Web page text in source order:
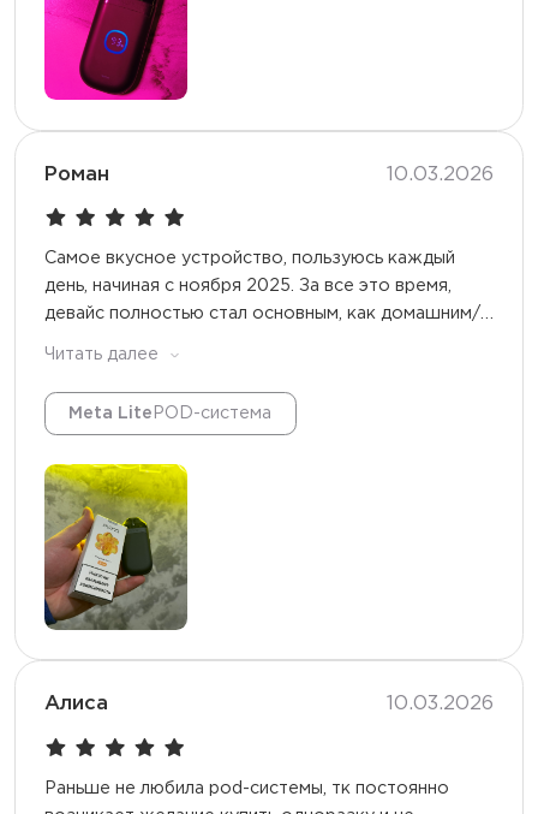
с 0.8, может кому заходит но по мне только 0.6
норма. Ну и цена, заливать прём жижи или покупать
плонговские уже Заправленные катриджи ну такое
себе, начнёшь думать о том чтобы бросить курить.
Роман 10.03.2026
Самое вкусное устройство, пользуюсь каждый
день, начиная с ноября 2025. За все это время,
девайс полностью стал основным, как домашним/
топовую жидкость ❤️
Читать далее
Meta Lite POD-система
Алиса 10.03.2026
Раньше не любила pod-системы, тк постоянно